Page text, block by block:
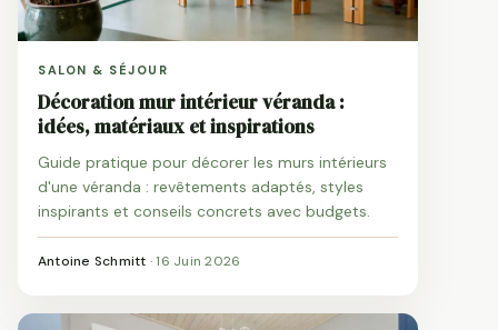
SALON & SÉJOUR
Décoration mur intérieur véranda :
idées, matériaux et inspirations
Guide pratique pour décorer les murs intérieurs
d'une véranda : revêtements adaptés, styles
inspirants et conseils concrets avec budgets.
Antoine Schmitt ·16 Juin 2026